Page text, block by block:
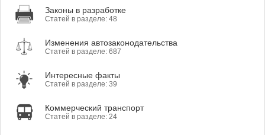
Законы в разработке
Статей в разделе: 48
Изменения автозаконодательства
Статей в разделе: 687
Интересные факты
Статей в разделе: 39
Коммерческий транспорт
Статей в разделе: 24